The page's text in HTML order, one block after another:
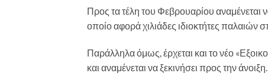
Προς τα τέλη του Φεβρουαρίου αναμένεται
οποίο αφορά χιλιάδες ιδιοκτήτες παλαιών
Παράλληλα όμως, έρχεται και το νέο
και αναμένεται να ξεκινήσει προς την άνοιξη.